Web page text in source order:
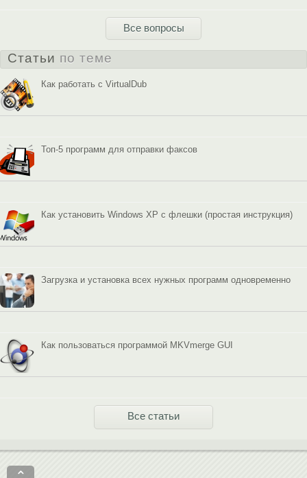
Все вопросы
Статьи по теме
Как работать с VirtualDub
Топ-5 программ для отправки факсов
Как установить Windows XP с флешки (простая инструкция)
Загрузка и установка всех нужных программ одновременно
Как пользоваться программой MKVmerge GUI
Все статьи